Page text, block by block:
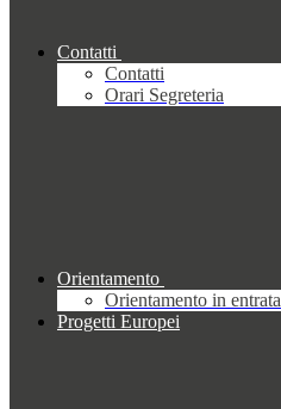
Contatti
Contatti
Orari Segreteria
Orientamento
Orientamento in entrata
Progetti Europei